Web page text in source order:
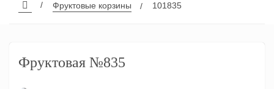
Фруктовые корзины 101835
Фруктовая №835